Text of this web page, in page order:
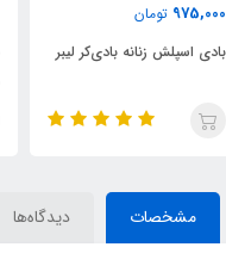
975,000 تومان
بادی اسپلش بادی‌کر مرسدس
مشخصات دیدگاه‌ها